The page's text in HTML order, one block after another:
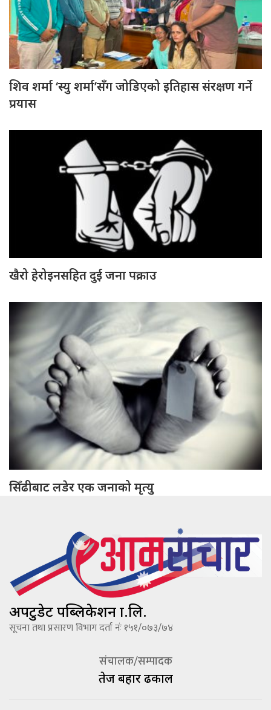
शिव शर्मा ‘स्यु शर्मा’सँग जोडिएको इतिहास संरक्षण गर्ने
प्रयास
खैरो हेरोइनसहित दुई जना पक्राउ
सिँढीबाट लडेर एक जनाको मृत्यु
अपटुडेट पब्लिकेशन प्रा.लि.
सूचना तथा प्रसारण विभाग दर्ता नंः १५१/०७३/७४
संचालक/सम्पादक
तेज बहादूर ढकाल